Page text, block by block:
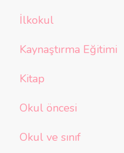
İlkokul
Kaynaştırma Eğitimi
Kitap
Okul öncesi
Okul ve sınıf